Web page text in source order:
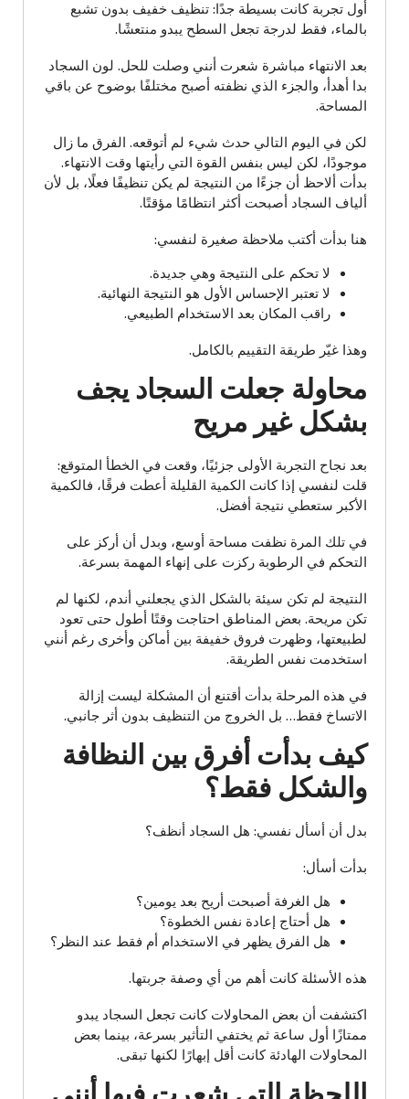
أول تجربة كانت بسيطة جدًا: تنظيف خفيف بدون تشبع
بالماء، فقط لدرجة تجعل السطح يبدو منتعشًا.
بعد الانتهاء مباشرة شعرت أنني وصلت للحل. لون السجاد
بدا أهدأ، والجزء الذي نظفته أصبح مختلفًا بوضوح عن باقي
المساحة.
لكن في اليوم التالي حدث شيء لم أتوقعه. الفرق ما زال
موجودًا، لكن ليس بنفس القوة التي رأيتها وقت الانتهاء.
بدأت ألاحظ أن جزءًا من النتيجة لم يكن تنظيفًا فعلًا، بل لأن
ألياف السجاد أصبحت أكثر انتظامًا مؤقتًا.
هنا بدأت أكتب ملاحظة صغيرة لنفسي:
لا تحكم على النتيجة وهي جديدة.
لا تعتبر الإحساس الأول هو النتيجة النهائية.
راقب المكان بعد الاستخدام الطبيعي.
وهذا غيّر طريقة التقييم بالكامل.
محاولة جعلت السجاد يجف
بشكل غير مريح
بعد نجاح التجربة الأولى جزئيًا، وقعت في الخطأ المتوقع:
قلت لنفسي إذا كانت الكمية القليلة أعطت فرقًا، فالكمية
الأكبر ستعطي نتيجة أفضل.
في تلك المرة نظفت مساحة أوسع، وبدل أن أركز على
التحكم في الرطوبة ركزت على إنهاء المهمة بسرعة.
النتيجة لم تكن سيئة بالشكل الذي يجعلني أندم، لكنها لم
تكن مريحة. بعض المناطق احتاجت وقتًا أطول حتى تعود
لطبيعتها، وظهرت فروق خفيفة بين أماكن وأخرى رغم أنني
استخدمت نفس الطريقة.
في هذه المرحلة بدأت أقتنع أن المشكلة ليست إزالة
الاتساخ فقط… بل الخروج من التنظيف بدون أثر جانبي.
كيف بدأت أفرق بين النظافة
والشكل فقط؟
بدل أن أسأل نفسي: هل السجاد أنظف؟
بدأت أسأل:
هل الغرفة أصبحت أريح بعد يومين؟
هل أحتاج إعادة نفس الخطوة؟
هل الفرق يظهر في الاستخدام أم فقط عند النظر؟
هذه الأسئلة كانت أهم من أي وصفة جربتها.
اكتشفت أن بعض المحاولات كانت تجعل السجاد يبدو
ممتازًا أول ساعة ثم يختفي التأثير بسرعة، بينما بعض
المحاولات الهادئة كانت أقل إبهارًا لكنها تبقى.